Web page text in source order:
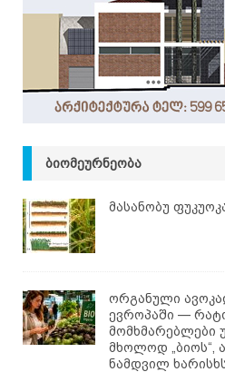
ᲑᲘᲝᲛᲔᲣᲠᲜᲔᲝᲑᲐ
მასანობუ
ორგანული
ევროპაში —
მომხმარებლები
მხოლოდ „ბიოს“,
ნამდვილ